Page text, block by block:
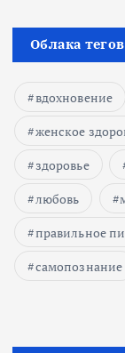
Облака тегов
вдохновение
женское
здоровье
любовь
правильное
самопознание